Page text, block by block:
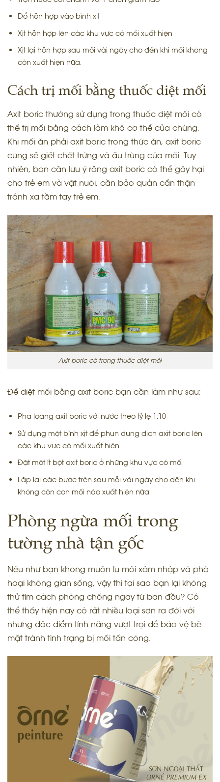
Đổ hỗn hợp vào bình xịt
Xịt hỗn hợp lên các khu vực có mối xuất hiện
Xịt lại hỗn hợp sau mỗi vài ngày cho đến khi mối không
còn xuất hiện nữa.
Cách trị mối bằng thuốc diệt mối
Axit boric thường sử dụng trong thuốc diệt mối có
thể trị mối bằng cách làm khô cơ thể của chúng.
Khi mối ăn phải axit boric trong thức ăn, axit boric
cũng sẽ giết chết trứng và ấu trùng của mối. Tuy
nhiên, bạn cần lưu ý rằng axit boric có thể gây hại
cho trẻ em và vật nuôi, cần bảo quản cẩn thận
tránh xa tầm tay trẻ em.
Axit boric có trong thuốc diệt mối
Để diệt mối bằng axit boric bạn cần làm như sau:
Pha loãng axit boric với nước theo tỷ lệ 1:10
Sử dụng một bình xịt để phun dung dịch axit boric lên
các khu vực có mối xuất hiện
Đặt một ít bột axit boric ở những khu vực có mối
Lặp lại các bước trên sau mỗi vài ngày cho đến khi
không còn con mối nào xuất hiện nữa.
Phòng ngừa mối trong
tường nhà tận gốc
Nếu như bạn không muốn lũ mối xâm nhập và phá
hoại không gian sống, vậy thì tại sao bạn lại không
thử tìm cách phòng chống ngay từ ban đầu? Có
thể thấy hiện nay có rất nhiều loại sơn ra đời với
những đặc điểm tính năng vượt trội để bảo vệ bề
mặt tránh tình trạng bị mối tấn công.